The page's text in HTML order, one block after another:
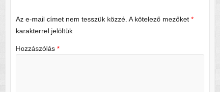
Az e-mail címet nem tesszük közzé. A kötelező mezőket *
karakterrel jelöltük
Hozzászólás *